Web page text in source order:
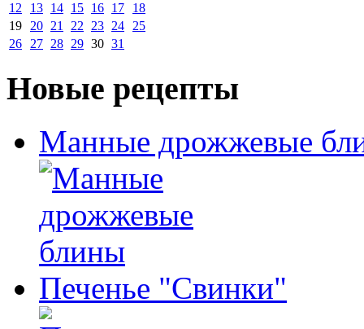
12
13 14 15 16 17
18
19 20 21 22 23 24 25
26 27 28 29 30 31
Новые рецепты
Манные дрожжевые
Печенье "Свинки"